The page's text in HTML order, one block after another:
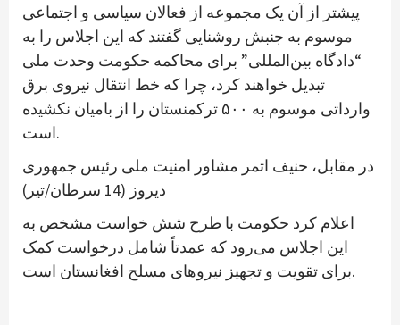
پیشتر از آن یک مجموعه از فعالان سیاسی و اجتماعی
موسوم به جنبش روشنایی گفتند که این اجلاس را به
“دادگاه بین‌المللی” برای محاکمه حکومت وحدت ملی
تبدیل خواهند کرد، چرا که خط انتقال نیروی برق
وارداتی موسوم به ۵۰۰ ترکمنستان را از بامیان نکشیده
است.
در مقابل، حنیف اتمر مشاور امنیت ملی رئیس جمهوری
دیروز (14 سرطان/تیر)
اعلام کرد حکومت با طرح شش خواست مشخص به
این اجلاس می‌رود که عمدتاً شامل درخواست کمک
برای تقویت و تجهیز نیروهای مسلح افغانستان است.